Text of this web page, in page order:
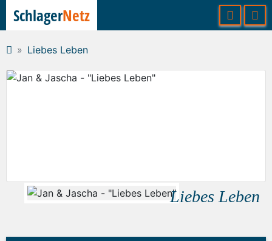
Liebes Leben
Liebes Leben
SchlagerNetz